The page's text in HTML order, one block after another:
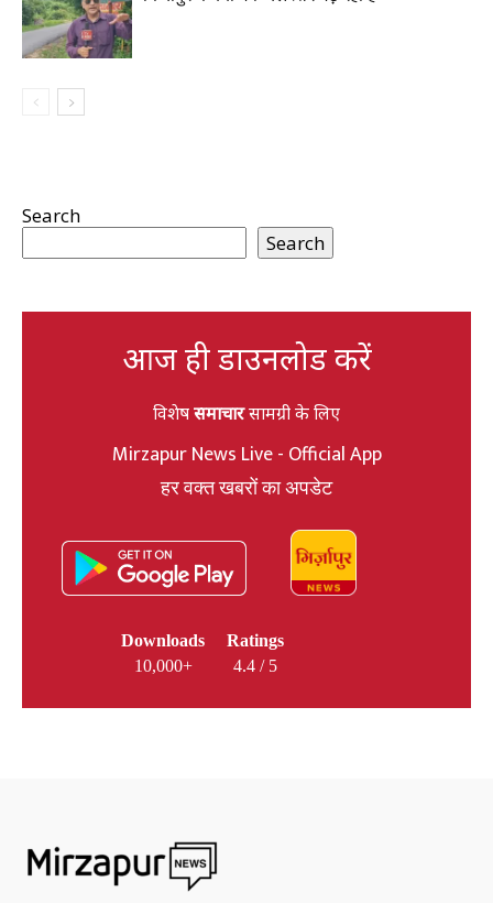
Search
Search
आज ही डाउनलोड करें
विशेषसमाचारसामग्री के लिए
Mirzapur News Live - Official App
हर वक्त खबरों का अपडेट
Downloads
10,000+
Ratings
4.4 / 5